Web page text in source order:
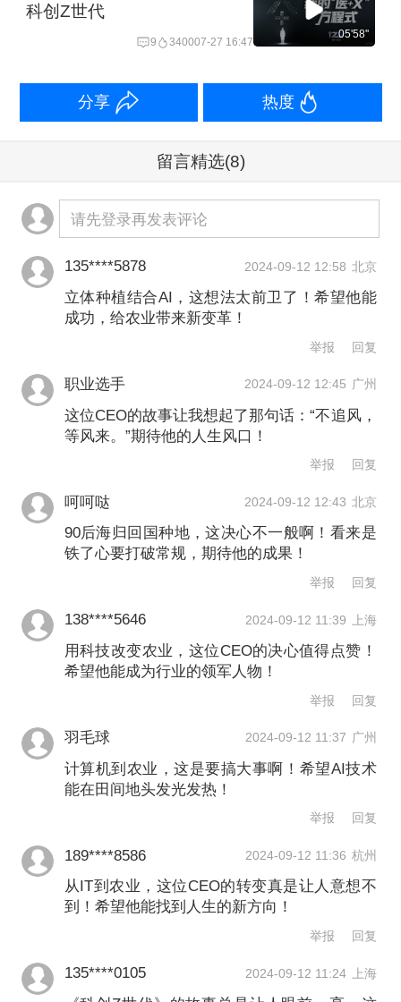
科创Z世代
9 340007-27 16:47
05'58''
分享 热度
留言精选(8)
请先登录再发表评论
135****5878 2024-09-12 12:58 北京
立体种植结合AI，这想法太前卫了！希望他能
成功，给农业带来新变革！
举报 回复
职业选手 2024-09-12 12:45 广州
这位CEO的故事让我想起了那句话：“不追风，
等风来。”期待他的人生风口！
举报 回复
呵呵哒 2024-09-12 12:43 北京
90后海归回国种地，这决心不一般啊！看来是
铁了心要打破常规，期待他的成果！
举报 回复
138****5646 2024-09-12 11:39 上海
用科技改变农业，这位CEO的决心值得点赞！
希望他能成为行业的领军人物！
举报 回复
羽毛球 2024-09-12 11:37 广州
计算机到农业，这是要搞大事啊！希望AI技术
能在田间地头发光发热！
举报 回复
189****8586 2024-09-12 11:36 杭州
从IT到农业，这位CEO的转变真是让人意想不
到！希望他能找到人生的新方向！
举报 回复
135****0105 2024-09-12 11:24 上海